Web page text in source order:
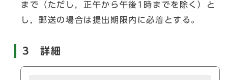
まで（ただし，正午から午後1時までを除く）と
し，郵送の場合は提出期限内に必着とする。
3 詳細